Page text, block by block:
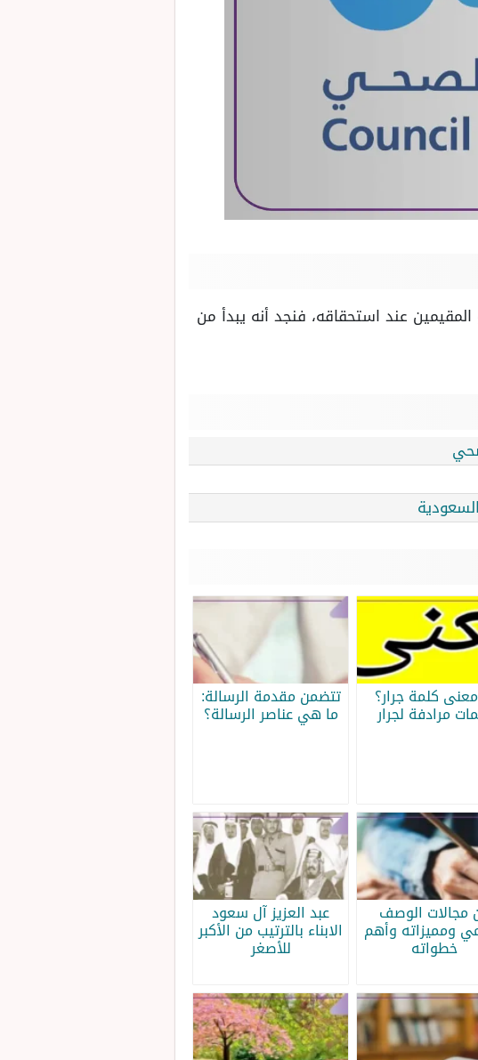
عند استحقاقه، فنجد أنه يبدأ من
كلمة جرار؟
مرادفة لجرار
تتضمن مقدمة الرسالة:
ما هي عناصر الرسالة؟
مجالات الوصف
ومميزاته وأهم
خطواته
عبد العزيز آل سعود
الابناء بالترتيب من الأكبر
للأصغر